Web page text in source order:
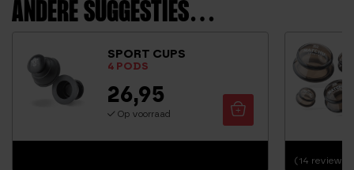
ANDERE SUGGESTIES…
SPORT CUPS
4 PODS
26,95
Op voorraad
(14 reviews)